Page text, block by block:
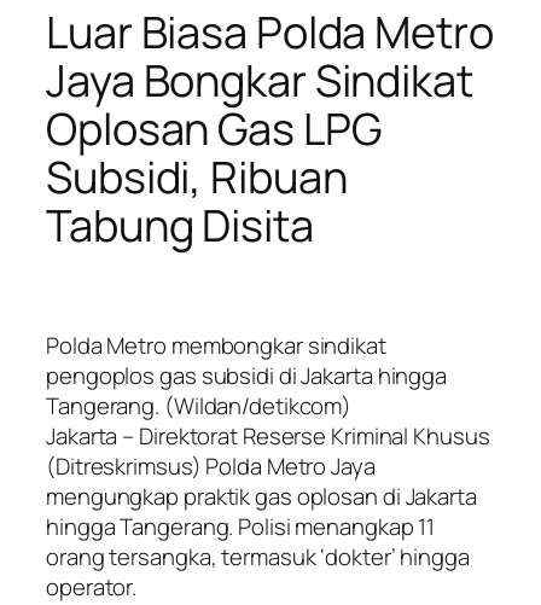
Luar Biasa Polda Metro
Jaya Bongkar Sindikat
Oplosan Gas LPG
Subsidi, Ribuan
Tabung Disita
Polda Metro membongkar sindikat
pengoplos gas subsidi di Jakarta hingga
Tangerang. (Wildan/detikcom)
Jakarta – Direktorat Reserse Kriminal Khusus
(Ditreskrimsus) Polda Metro Jaya
mengungkap praktik gas oplosan di Jakarta
hingga Tangerang. Polisi menangkap 11
orang tersangka, termasuk ‘dokter’ hingga
operator.